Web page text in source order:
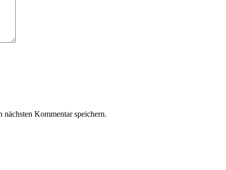
Kommentar speichern.